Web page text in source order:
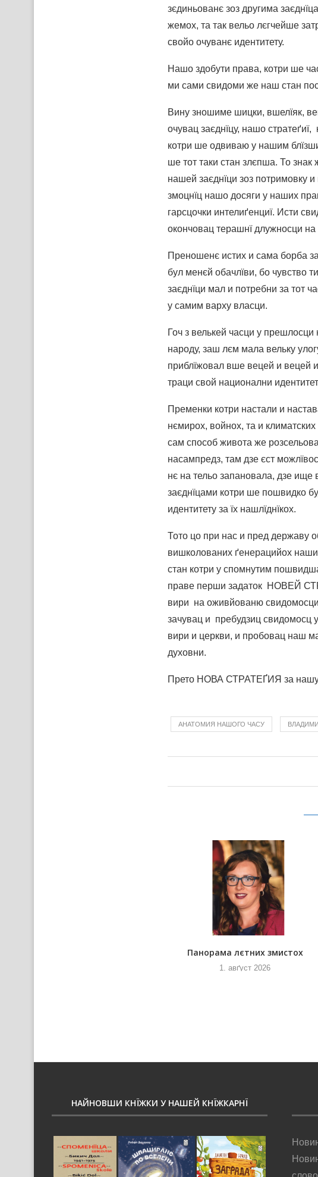
зєдиньованє зоз другима
жемох, та так вельо лєгчейше
свойо очуванє идентитету.
Нашо здобути права, котри ше
ми сами свидоми же наш стан
Вину зношиме шицки, вшелїяк,
очувац заєднїцу, нашо
котри ше одвиваю у нашим
ше тот таки стан злєпша. То
нашей заєднїци зоз потримовку
змоцнїц нашо досяги у наших
гарсцочки интелиґенциї. Исти
окончовац терашнї длужносци
Преношенє истих и сама борба
бул менєй обачлїви, бо чувство
заєднїци мал и потребни за тот
у самим варху власци.
Гоч з велькей часци у
народу, заш лєм мала вельку
приблїжовал вше вецей и вецей
траци свой национални
Пременки котри настали и
нємирох, войнох, та и
сам способ живота же
насампредз, там дзе єст
нє на тельо запановала, дзе
заєднїцами котри ше пошвидко
идентитету за їх нашлїднїкох.
Тото цо при нас и пред державу
вишколованих ґенерацийох
стан котри у спомнутим
праве перши задаток НОВЕЙ
вири на оживйованю
зачувац и пребудзиц свидомосц
вири и церкви, и пробовац наш
духовни.
Прето НОВА СТРАТЕҐИЯ за нашу
АНАТОМИЯ НАШОГО ЧАСУ
Панорама лєтних змистох
1. авґуст 2026
НАЙНОВШИ КНЇЖКИ У НАШЕЙ КНЇЖКАРНЇ